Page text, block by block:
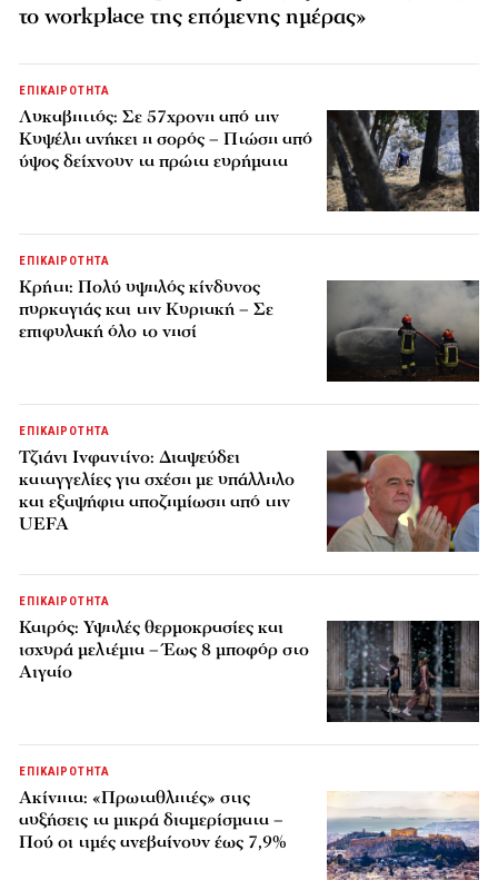
το workplace της επόμενης ημέρας»
ΕΠΙΚΑΙΡΟΤΗΤΑ
Λυκαβηττός: Σε 57χρονη από την
Κυψέλη ανήκει η σορός – Πτώση από
ύψος δείχνουν τα πρώτα ευρήματα
ΕΠΙΚΑΙΡΟΤΗΤΑ
Κρήτη: Πολύ υψηλός κίνδυνος
πυρκαγιάς και την Κυριακή – Σε
επιφυλακή όλο το νησί
ΕΠΙΚΑΙΡΟΤΗΤΑ
Τζιάνι Ινφαντίνο: Διαψεύδει
καταγγελίες για σχέση με υπάλληλο
και εξαψήφια αποζημίωση από την
UEFA
ΕΠΙΚΑΙΡΟΤΗΤΑ
Καιρός: Υψηλές θερμοκρασίες και
ισχυρά μελτέμια – Έως 8 μποφόρ στο
Αιγαίο
ΕΠΙΚΑΙΡΟΤΗΤΑ
Ακίνητα: «Πρωταθλητές» στις
αυξήσεις τα μικρά διαμερίσματα –
Πού οι τιμές ανεβαίνουν έως 7,9%